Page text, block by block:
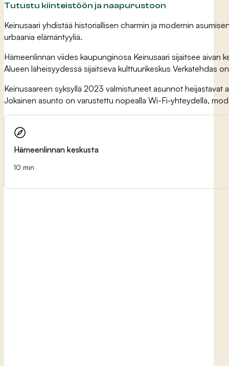
Tutustu kiinteistöön ja naapurustoon
Keinusaari yhdistää historiallisen charmin ja modernin
urbaania elämäntyyliä.
Hämeenlinnan viides kaupunginosa Keinusaari sijaitsee
Alueen läheisyydessä sijaitseva kulttuurikeskus Verkatehdas
Keinusaareen syksyllä 2023 valmistuneet asunnot heijastavat
Jokainen asunto on varustettu nopealla Wi-Fi-yhteydellä,
Hämeenlinnan keskusta
10 min